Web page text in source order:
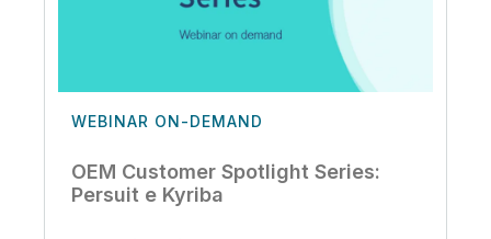
WEBINAR ON-DEMAND
OEM Customer Spotlight Series:
Persuit e Kyriba